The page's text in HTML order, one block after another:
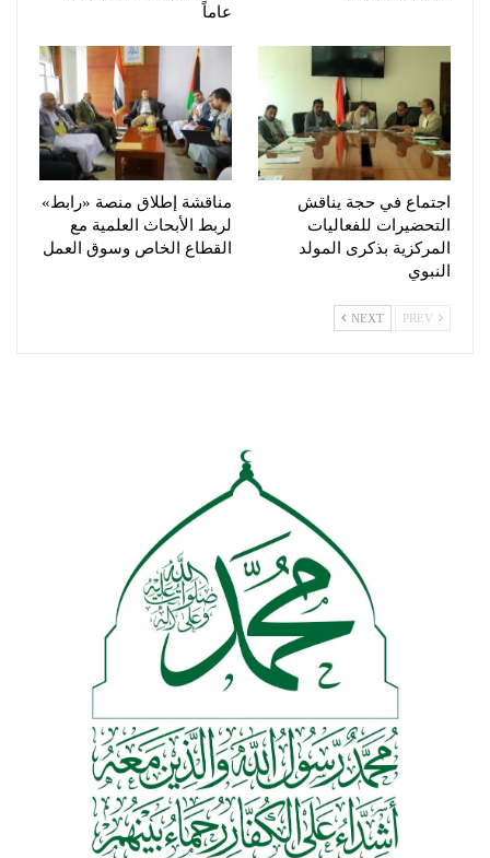
عاماً
اجتماع في حجة يناقش
التحضيرات للفعاليات
المركزية بذكرى المولد
النبوي
مناقشة إطلاق منصة «رابط»
لربط الأبحاث العلمية مع
القطاع الخاص وسوق العمل
NEXT